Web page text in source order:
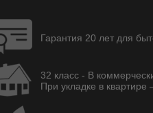
Гарантия 20 лет для
32 класс - В
При укладке в квартире